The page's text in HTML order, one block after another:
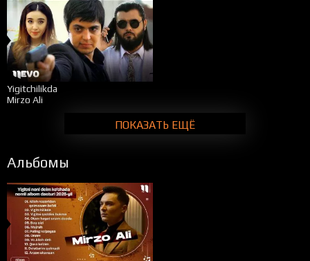
Yigitchilikda
Mirzo Ali
ПОКАЗАТЬ ЕЩЁ
Альбомы